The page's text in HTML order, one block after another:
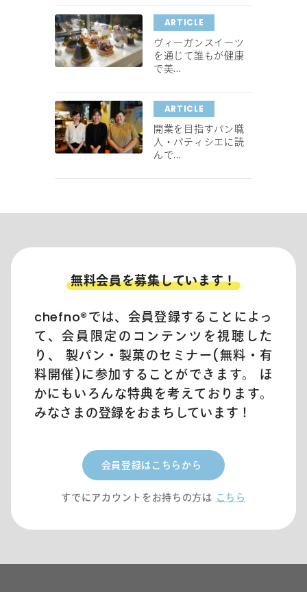
ARTICLE
ヴィーガンスイーツ
を通じて誰もが健康
で美...
ARTICLE
開業を目指すパン職
人・パティシエに読
んで...
無料会員を募集しています！
chefno®︎では、会員登録することによっ
て、会員限定のコンテンツを視聴した
り、 製パン・製菓のセミナー(無料・有
料開催)に参加することができます。 ほ
かにもいろんな特典を考えております。
みなさまの登録をおまちしています！
会員登録はこちらから
すでにアカウントをお持ちの方は こちら